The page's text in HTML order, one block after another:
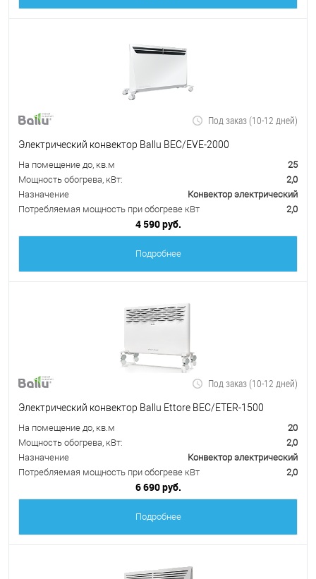
Под заказ (10-12 дней)
Электрический конвектор Ballu BEC/EVE-2000
На помещение до, кв.м
25
Мощность обогрева, кВт:
2,0
Назначение
Конвектор электрический
Потребляемая мощность при обогреве кВт
2,0
4 590 руб.
Подробнее
Под заказ (10-12 дней)
Электрический конвектор Ballu Ettore BEC/ETER-1500
На помещение до, кв.м
20
Мощность обогрева, кВт:
2,0
Назначение
Конвектор электрический
Потребляемая мощность при обогреве кВт
2,0
6 690 руб.
Подробнее